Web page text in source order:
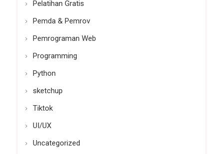
Pelatihan Gratis
Pemda & Pemrov
Pemrograman Web
Programming
Python
sketchup
Tiktok
UI/UX
Uncategorized